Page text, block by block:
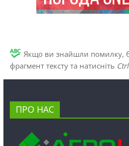
Якщо ви знайшли помилку,
фрагмент тексту та натисніть
ПРО НАС